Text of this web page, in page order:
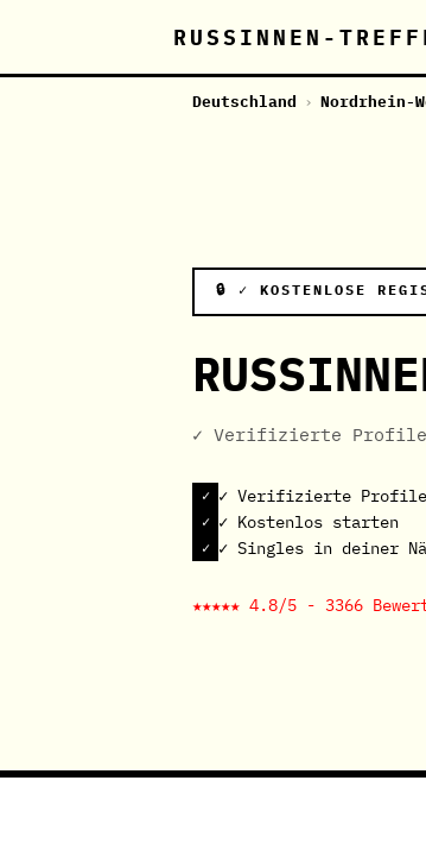
RUSSINNEN-
Deutschland › Nordrhein-
🔒 ✓ KOSTENLOSE
✓ Verifizierte Profile
✓ Verifizierte Profile
✓ Kostenlos starten
✓ Singles in deiner
★★★★★ 4.8/5 - 3366